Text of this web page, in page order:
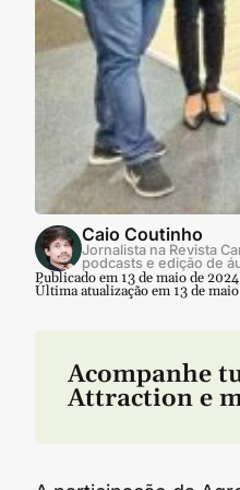
Caio Coutinho
Jornalista na Revista
podcasts e edição de
Publicado em 13 de maio de
Última atualização em 13 de
Acompanhe
Attraction e